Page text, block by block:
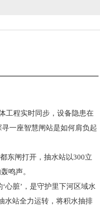
工程实时同步，设备隐患在
一座智慧闸站是如何肩负起
东闸打开，抽水站以300立
鸣声。
心脏’，是守护里下河区域水
水站全力运转，将积水抽排